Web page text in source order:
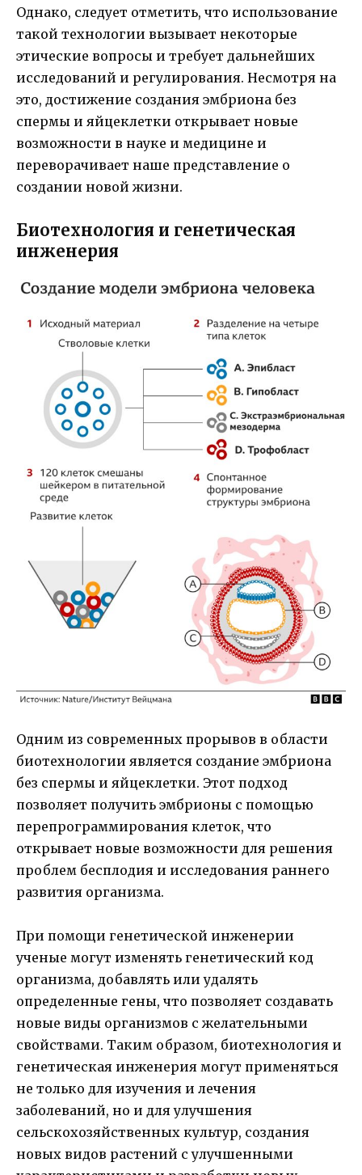
Однако, следует отметить, что использование
такой технологии вызывает некоторые
этические вопросы и требует дальнейших
исследований и регулирования. Несмотря на
это, достижение создания эмбриона без
спермы и яйцеклетки открывает новые
возможности в науке и медицине и
переворачивает наше представление о
создании новой жизни.
Биотехнология и генетическая
инженерия
Одним из современных прорывов в области
биотехнологии является создание эмбриона
без спермы и яйцеклетки. Этот подход
позволяет получить эмбрионы с помощью
перепрограммирования клеток, что
открывает новые возможности для решения
проблем бесплодия и исследования раннего
развития организма.
При помощи генетической инженерии
ученые могут изменять генетический код
организма, добавлять или удалять
определенные гены, что позволяет создавать
новые виды организмов с желательными
свойствами. Таким образом, биотехнология и
генетическая инженерия могут применяться
не только для изучения и лечения
заболеваний, но и для улучшения
сельскохозяйственных культур, создания
новых видов растений с улучшенными